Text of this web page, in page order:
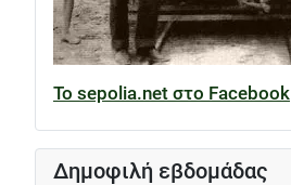
Το sepolia.net στο Facebook
Δημοφιλή εβδομάδας